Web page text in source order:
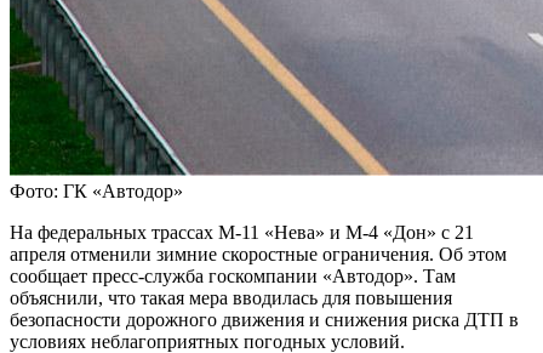
Фото: ГК «Автодор»
На федеральных трассах М-11 «Нева» и М-4 «Дон» с 21
апреля отменили зимние скоростные ограничения. Об этом
сообщает пресс-служба госкомпании «Автодор». Там
объяснили, что такая мера вводилась для повышения
безопасности дорожного движения и снижения риска ДТП в
условиях неблагоприятных погодных условий.